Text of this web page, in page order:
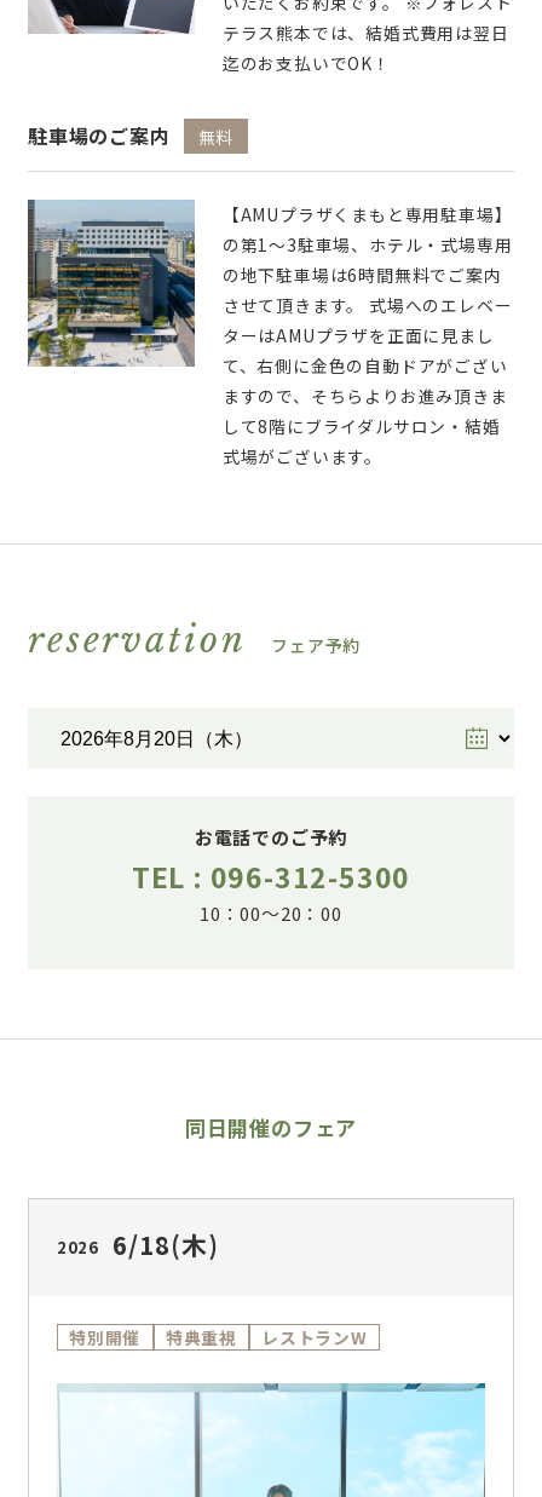
テラス熊本では、結婚式費用は翌日
迄のお支払いでOK！
駐車場のご案内 無料
【AMUプラザくまもと専用駐車場】
の第1～3駐車場、ホテル・式場専用
の地下駐車場は6時間無料でご案内
させて頂きます。 式場へのエレベー
ターはAMUプラザを正面に見まし
て、右側に金色の自動ドアがござい
ますので、そちらよりお進み頂きま
して8階にブライダルサロン・結婚
式場がございます。
reservation フェア予約
お電話でのご予約
TEL : 096-312-5300
10：00～20：00
同日開催のフェア
2026 6/18(木)
特別開催 特典重視 レストランW